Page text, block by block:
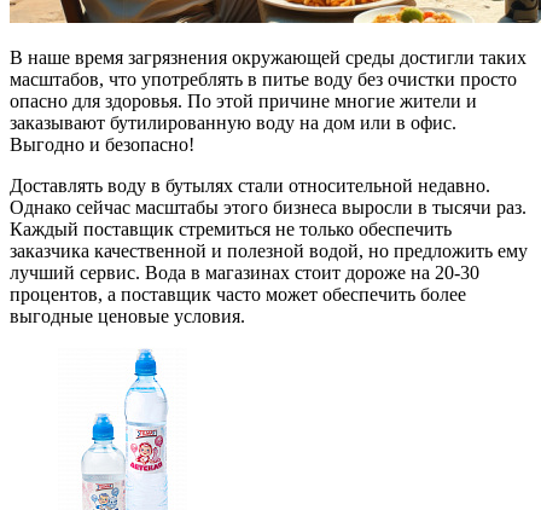
В наше время загрязнения окружающей среды достигли таких
масштабов, что употреблять в питье воду без очистки просто
опасно для здоровья. По этой причине многие жители и
заказывают бутилированную воду на дом или в офис.
Выгодно и безопасно!
Доставлять воду в бутылях стали относительной недавно.
Однако сейчас масштабы этого бизнеса выросли в тысячи раз.
Каждый поставщик стремиться не только обеспечить
заказчика качественной и полезной водой, но предложить ему
лучший сервис. Вода в магазинах стоит дороже на 20-30
процентов, а поставщик часто может обеспечить более
выгодные ценовые условия.